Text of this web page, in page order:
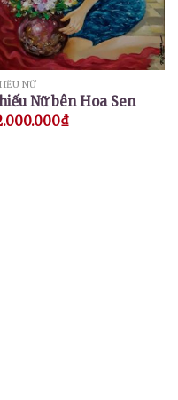
NỮ
Nữ bên Hoa Sen
₫